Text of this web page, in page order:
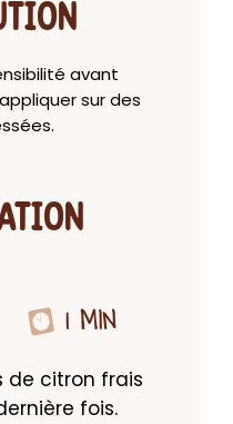
avant
sur des
1 MIN
de citron frais
fois.